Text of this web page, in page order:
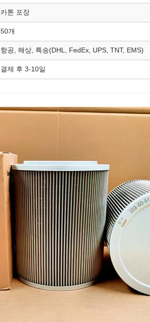
카톤 포장
50개
항공, 해상, 특송(DHL, FedEx, UPS, TNT, EMS)
결제 후 3-10일